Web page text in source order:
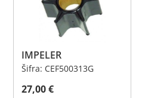
IMPELER
Šifra: CEF500313G
27,00€